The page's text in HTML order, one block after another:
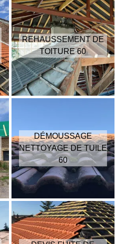
REHAUSSEMENT DE
TOITURE 60
DÉMOUSSAGE
NETTOYAGE DE TUILE
60